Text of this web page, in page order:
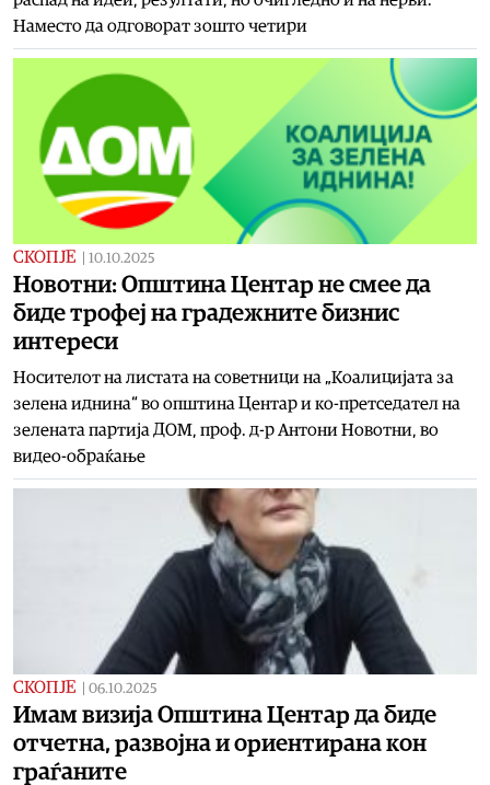
Наместо да одговорат зошто четири
СКОПЈЕ 10.10.2025
Новотни: Општина Центар не смее да
биде трофеј на градежните бизнис
интереси
Носителот на листата на советници на „Коалицијата за
зелена иднина“ во општина Центар и ко-претседател на
зелената партија ДОМ, проф. д-р Антони Новотни, во
видео-обраќање
СКОПЈЕ 06.10.2025
Имам визија Општина Центар да биде
отчетна, развојна и ориентирана кон
граѓаните